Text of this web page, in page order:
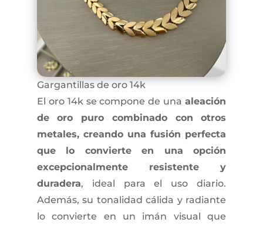
Gargantillas de oro 14k
El oro 14k se compone de unaaleación
de oro puro combinado con otros
metales, creando una fusión perfecta
que lo convierte en una opción
excepcionalmente resistente y
duradera, ideal para el uso diario.
Además, su tonalidad cálida y radiante
lo convierte en un imán visual que